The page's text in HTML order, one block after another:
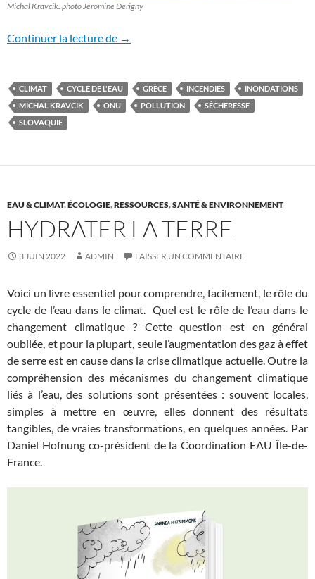
Michal Kravcik. photo Jéromine Derigny
Continuer la lecture de Restaurer les paysages dégradés dans
→
CLIMAT CYCLE DE L'EAU GRÈCE INCENDIES
INONDATIONS
MICHAL KRAVCIK
ONU POLLUTION
SÉCHERESSE
SLOVAQUIE
EAU & CLIMAT,ÉCOLOGIE,RESSOURCES,SANTÉ & ENVIRONNEMENT
HYDRATER LA TERRE
3 JUIN 2022 ADMIN LAISSER UN COMMENTAIRE
Voici un livre essentiel pour comprendre, facilement, le rôle du
cycle de l’eau dans le climat. Quel est le rôle de l’eau dans le
changement climatique ? Cette question est en général
oubliée, et pour la plupart, seule l’augmentation des gaz à effet
de serre est en cause dans la crise climatique actuelle. Outre la
compréhension des mécanismes du changement climatique
liés à l’eau, des solutions sont présentées : souvent locales,
simples à mettre en œuvre, elles donnent des résultats
tangibles, de vraies transformations, en quelques années. Par
Daniel Hofnung co-président de la Coordination EAU Île-de-
France.